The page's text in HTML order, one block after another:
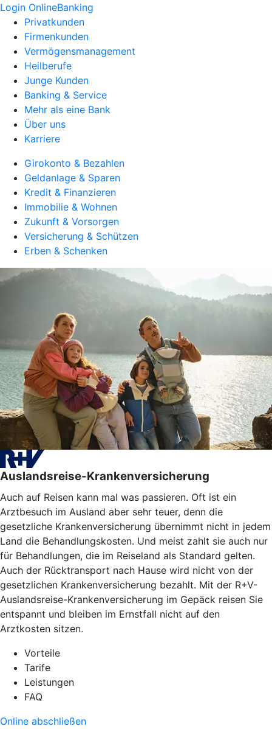
Login OnlineBanking
Privatkunden
Firmenkunden
Vermögensmanagement
Heilberufe
Junge Kunden
Banking & Service
Mehr als eine Bank
Über uns
Karriere
Girokonto & Bezahlen
Geldanlage & Sparen
Kredit & Finanzieren
Immobilie & Wohnen
Zukunft & Vorsorgen
Versicherung & Schützen
Erben & Schenken
Auslandsreise-Krankenversicherung
Auch auf Reisen kann mal was passieren. Oft ist ein
Arztbesuch im Ausland aber sehr teuer, denn die
gesetzliche Krankenversicherung übernimmt nicht in jedem
Land die Behandlungskosten. Und meist zahlt sie auch nur
für Behandlungen, die im Reiseland als Standard gelten.
Auch der Rücktransport nach Hause wird nicht von der
gesetzlichen Krankenversicherung bezahlt. Mit der R+V-
Auslandsreise-Krankenversicherung im Gepäck reisen Sie
entspannt und bleiben im Ernstfall nicht auf den
Arztkosten sitzen.
Vorteile
Tarife
Leistungen
FAQ
Online abschließen